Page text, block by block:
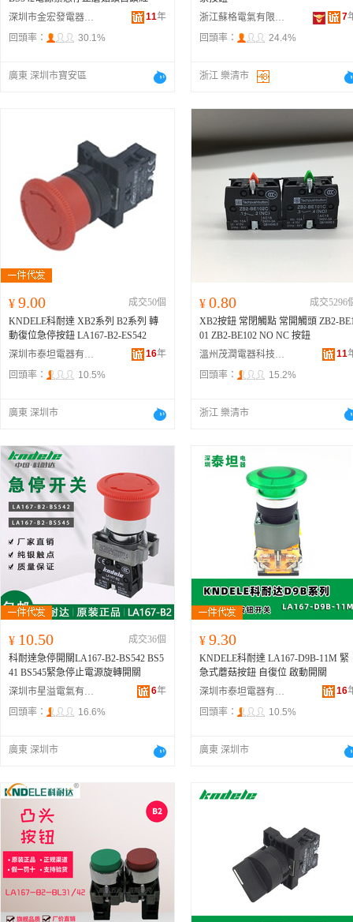
深圳市金宏發電器有限公司
11年
回頭率：
30.1%
廣東 深圳市寶安區
浙江蘇格電氣有限公司
7
回頭率：
24.4%
浙江 樂清市
¥ 9.00
成交50個
KNDELE科耐達 XB2系列 B2系列 轉
動復位急停按鈕 LA167-B2-ES542
深圳市泰坦電器有限公司
16年
回頭率：
10.5%
廣東 深圳市
¥ 0.80
成交5296
XB2按鈕 常閉觸點 常開觸頭 ZB2-
01 ZB2-BE102 NO NC 按鈕
溫州茂潤電器科技有限公司
11
回頭率：
15.2%
浙江 樂清市
¥ 10.50
成交36個
科耐達急停開關LA167-B2-BS542 BS5
41 BS545緊急停止電源旋轉開關
深圳市星溢電氣有限公司
6年
回頭率：
16.6%
廣東 深圳市
¥ 9.30
KNDELE科耐達 LA167-D9B-11M 緊
急式蘑菇按鈕 自復位 啟動開關
深圳市泰坦電器有限公司
16
回頭率：
10.5%
廣東 深圳市